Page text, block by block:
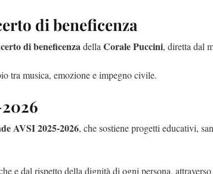
di beneficenza
di beneficenzadella Corale Puccini, diretta dal
tra musica, emozione e impegno civile.
AVSI 2025-2026, che sostiene progetti educativi,
e dal rispetto della dignità di ogni persona,